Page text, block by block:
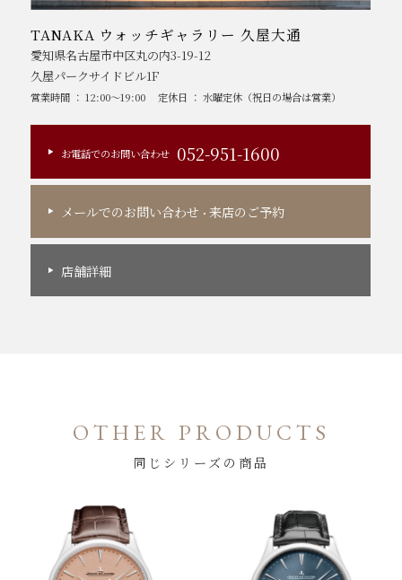
TANAKA ウォッチギャラリー 久屋大通
愛知県名古屋市中区丸の内3-19-12
久屋パークサイドビル1F
営業時間 ： 12:00～19:00 定休日 ： 水曜定休（祝日の場合は営業）
お電話でのお問い合わせ 052-951-1600
メールでのお問い合わせ ・来店のご予約
店舗詳細
OTHER PRODUCTS
同じシリーズの商品